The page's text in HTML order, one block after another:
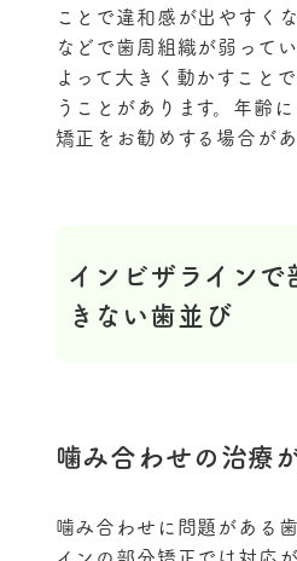
ことで違和感が出やすく
などで歯周組織が弱って
よって大きく動かすこと
うことがあります。年齢
矯正をお勧めする場合があ
インビザライン
きない歯並び
噛み合わせの治療
噛み合わせに問題がある